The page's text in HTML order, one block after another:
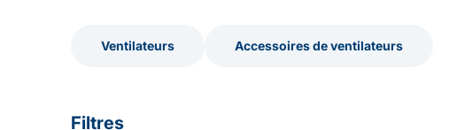
Ventilateurs
Accessoires de ventilateurs
Filtres